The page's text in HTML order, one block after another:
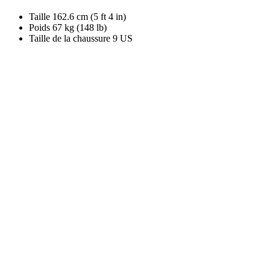
Taille 162.6 cm (5 ft 4 in)
Poids 67 kg (148 lb)
Taille de la chaussure 9 US